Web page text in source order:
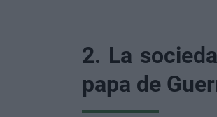
2. La
papa de